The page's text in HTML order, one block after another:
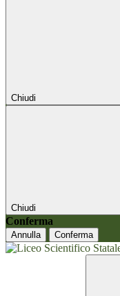
Chiudi
Chiudi
Conferma
Annulla Conferma